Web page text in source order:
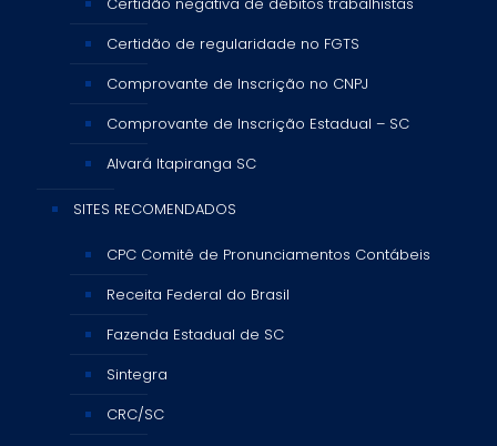
Certidão negativa de débitos trabalhistas
Certidão de regularidade no FGTS
Comprovante de Inscrição no CNPJ
Comprovante de Inscrição Estadual – SC
Alvará Itapiranga SC
SITES RECOMENDADOS
CPC Comitê de Pronunciamentos Contábeis
Receita Federal do Brasil
Fazenda Estadual de SC
Sintegra
CRC/SC